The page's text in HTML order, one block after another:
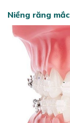
Niềng răng